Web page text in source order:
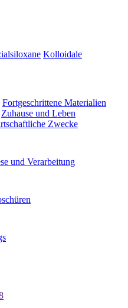
Kolloidale
Fortgeschrittene Materialien
Zuhause und Leben
Zwecke
und Verarbeitung